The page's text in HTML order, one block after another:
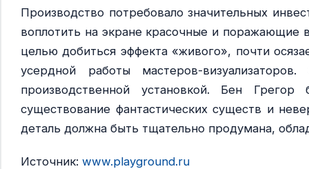
Производство потребовало значительных
воплотить на экране красочные и поражающие
целью добиться эффекта «живого», почти
усердной работы мастеров-
производственной установкой. Бен
существование фантастических существ и
деталь должна быть тщательно продумана,
Источник: www.playground.ru